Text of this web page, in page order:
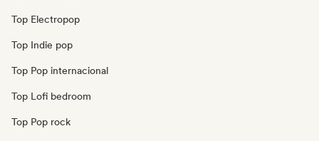
Top Electropop
Top Indie pop
Top Pop internacional
Top Lofi bedroom
Top Pop rock